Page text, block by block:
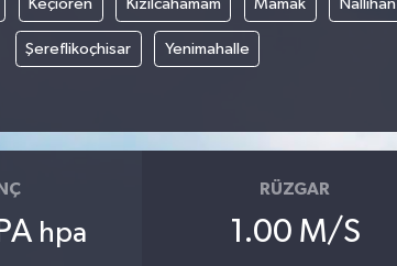
Keçiören Kızılcahamam Mamak Nallıhan
Şereflikoçhisar Yenimahalle
hpa
RÜZGAR
1.00 M/S